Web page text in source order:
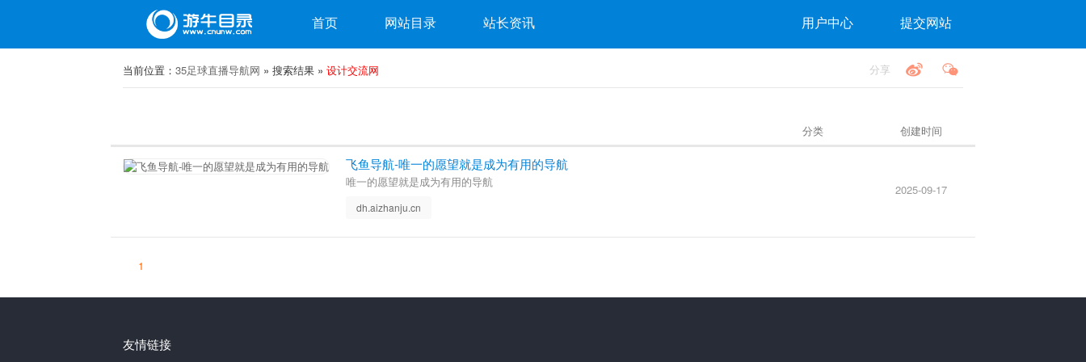
首页 网站目录 站长资讯 用户中心 提交网站
分享
微博 微信
当前位置： 35足球直播导航网 » 搜索结果 » 设计交流网
分类 创建时间
飞鱼导航-唯一的愿望就是成为有用的导航
唯一的愿望就是成为有用的导航
dh.aizhanju.cn
2025-09-17
1
友情链接